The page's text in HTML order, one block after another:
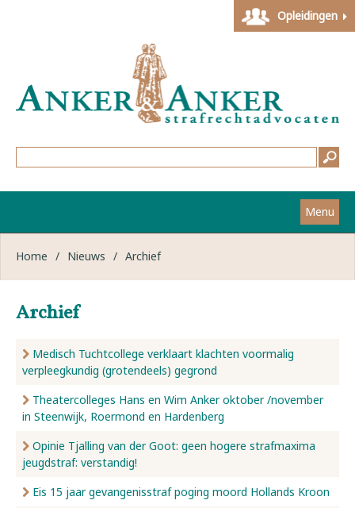
Opleidingen
Menu
Home
Strafzaken
Werkwijze
Nieuws
Over ons
Contact
Home / Nieuws / Archief
Archief
Medisch Tuchtcollege verklaart klachten voormalig
verpleegkundig (grotendeels) gegrond
Theatercolleges Hans en Wim Anker oktober /november
in Steenwijk, Roermond en Hardenberg
Opinie Tjalling van der Goot: geen hogere strafmaxima
jeugdstraf: verstandig!
Eis 15 jaar gevangenisstraf poging moord Hollands Kroon